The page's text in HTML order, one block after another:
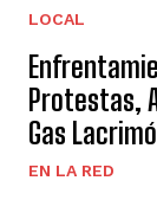
LOCAL
Protestas,
Gas
EN LA RED